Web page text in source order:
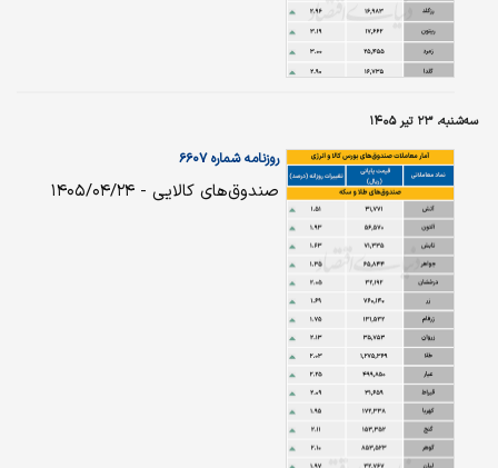
سه‌شنبه، ۲۳ تیر ۱۴۰۵
روزنامه شماره ۶۶۰۷
صندوق‌های کالایی - ۱۴۰۵/۰۴/۲۴